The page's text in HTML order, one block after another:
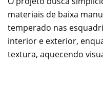
materiais de baixa
temperado nas
interior e exterior,
textura, aquecendo